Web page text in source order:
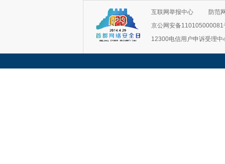
互联网举报中心
防范
京公网安备110105000081
12300电信用户申诉受理中